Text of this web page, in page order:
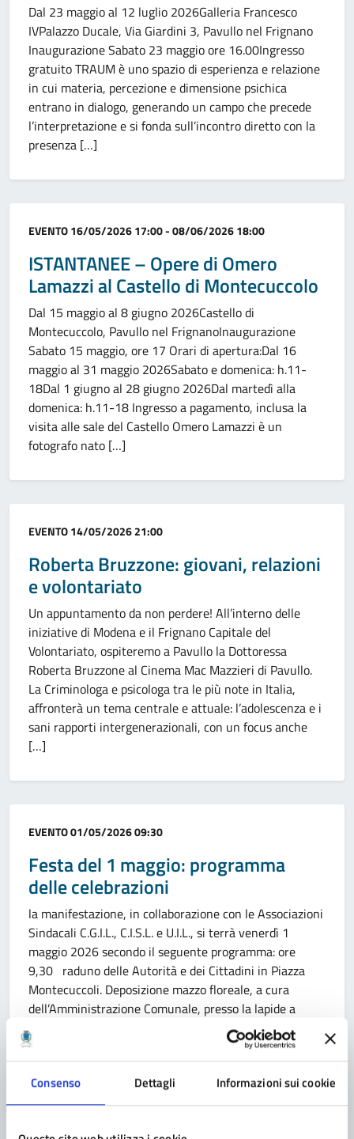
Consenso Dettagli Informazioni sui cookie
Dal 23 maggio al 12 luglio 2026Galleria Francesco
IVPalazzo Ducale, Via Giardini 3, Pavullo nel Frignano
Inaugurazione Sabato 23 maggio ore 16.00Ingresso
gratuito TRAUM è uno spazio di esperienza e relazione
in cui materia, percezione e dimensione psichica
entrano in dialogo, generando un campo che precede
l’interpretazione e si fonda sull’incontro diretto con la
presenza […]
Categoria:
EVENTO16/05/2026 17:00 - 08/06/2026 18:00
ISTANTANEE – Opere di Omero
Lamazzi al Castello di Montecuccolo
Dal 15 maggio al 8 giugno 2026Castello di
Montecuccolo, Pavullo nel FrignanoInaugurazione
Sabato 15 maggio, ore 17 Orari di apertura:Dal 16
maggio al 31 maggio 2026Sabato e domenica: h.11-
18Dal 1 giugno al 28 giugno 2026Dal martedì alla
domenica: h.11-18 Ingresso a pagamento, inclusa la
visita alle sale del Castello Omero Lamazzi è un
fotografo nato […]
Categoria:
EVENTO14/05/2026 21:00
Roberta Bruzzone: giovani, relazioni
e volontariato
Un appuntamento da non perdere! All’interno delle
iniziative di Modena e il Frignano Capitale del
Volontariato, ospiteremo a Pavullo la Dottoressa
Roberta Bruzzone al Cinema Mac Mazzieri di Pavullo.
La Criminologa e psicologa tra le più note in Italia,
affronterà un tema centrale e attuale: l’adolescenza e i
sani rapporti intergenerazionali, con un focus anche
[…]
Categoria:
EVENTO01/05/2026 09:30
Festa del 1 maggio: programma
delle celebrazioni
la manifestazione, in collaborazione con le Associazioni
Sindacali C.G.I.L., C.I.S.L. e U.I.L., si terrà venerdì 1
maggio 2026 secondo il seguente programma: ore
9,30 raduno delle Autorità e dei Cittadini in Piazza
Montecuccoli. Deposizione mazzo floreale, a cura
dell’Amministrazione Comunale, presso la lapide a
ricordo dei caduti di Marcinelle (tra cui due pavullesi);
ore 9,45 […]
Categoria:
EVENTO 26/04/2026 09:00